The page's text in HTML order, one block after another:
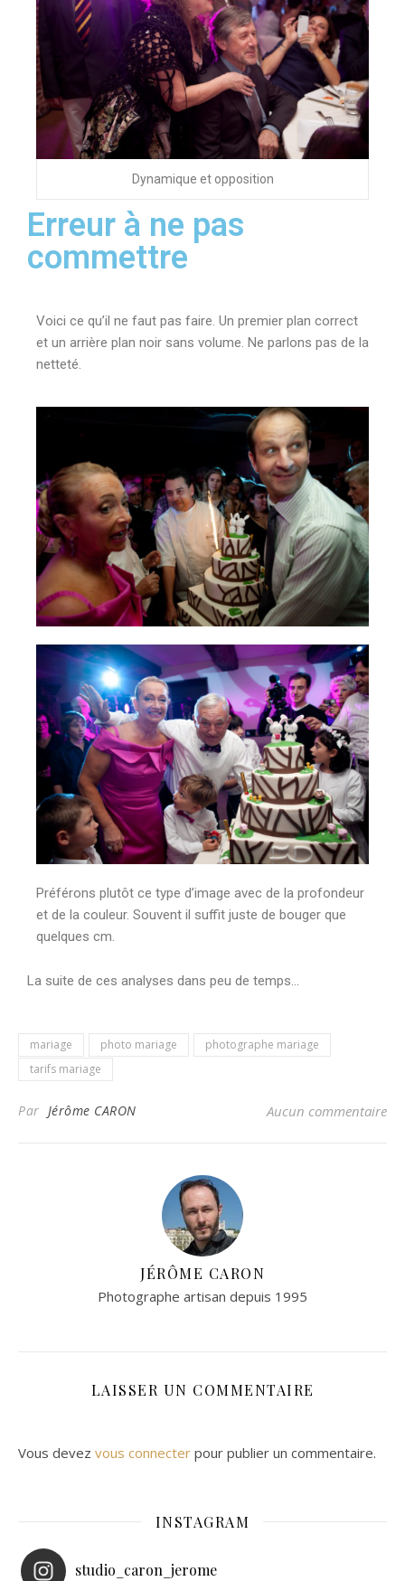
Dynamique et opposition
Erreur à ne pas
commettre
Voici ce qu’il ne faut pas faire. Un premier plan correct
et un arrière plan noir sans volume. Ne parlons pas de la
netteté.
Préférons plutôt ce type d’image avec de la profondeur
et de la couleur. Souvent il suffit juste de bouger que
quelques cm.
La suite de ces analyses dans peu de temps…
mariage photo mariage
photographe mariage
tarifs mariage
Par Jérôme CARON Aucun commentaire
JÉRÔME CARON
Photographe artisan depuis 1995
LAISSER UN COMMENTAIRE
Vous devez vous connecter pour publier un commentaire.
INSTAGRAM
studio_caron_jerome